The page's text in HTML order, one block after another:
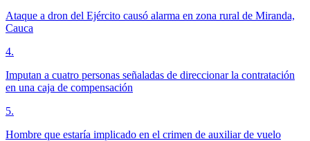
Ataque a dron del Ejército causó alarma en zona rural de Miranda,
Cauca
4.
Imputan a cuatro personas señaladas de direccionar la contratación
en una caja de compensación
5.
Hombre que estaría implicado en el crimen de auxiliar de vuelo